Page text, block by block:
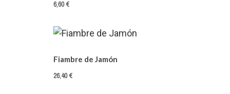
6,60 €
Fiambre de Jamón
26,40 €